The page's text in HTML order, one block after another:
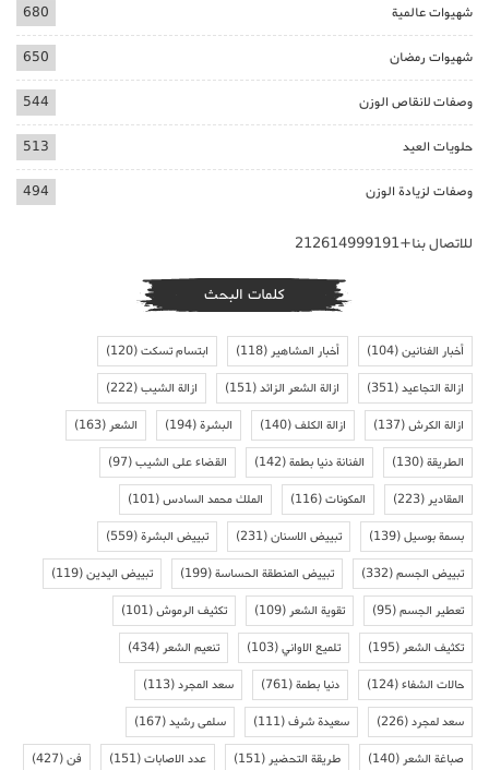
شهيوات عالمية 680
شهيوات رمضان 650
وصفات لانقاص الوزن 544
حلويات العيد 513
وصفات لزيادة الوزن 494
للاتصال بنا+212614999191
كلمات البحث
أخبار الفنانين(104) أخبار المشاهير(118) ابتسام تسكت(120)
ازالة التجاعيد(351) ازالة الشعر الزائد(151) ازالة الشيب(222)
ازالة الكرش(137) ازالة الكلف(140) البشرة(194) الشعر(163)
الطريقة(130) الفنانة دنيا بطمة(142) القضاء على الشيب(97)
المقادير(223) المكونات(116) الملك محمد السادس(101)
بسمة بوسيل(139) تبييض الاسنان(231) تبييض البشرة(559)
تبييض الجسم(332) تبييض المنطقة الحساسة(199) تبييض اليدين(119)
تعطير الجسم(95) تقوية الشعر(109) تكثيف الرموش(101)
تكثيف الشعر(195) تلميع الاواني(103) تنعيم الشعر(434)
حالات الشفاء(124) دنيا بطمة(761) سعد المجرد(113)
سعد لمجرد(226) سعيدة شرف(111) سلمى رشيد(167)
صباغة الشعر(140) طريقة التحضير(151) عدد الاصابات(151) فن(427)